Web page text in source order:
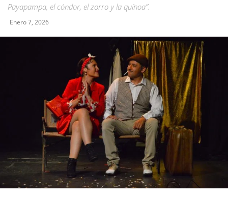
Payapampa, el cóndor, el zorro y la quínoa”.
Enero 7, 2026